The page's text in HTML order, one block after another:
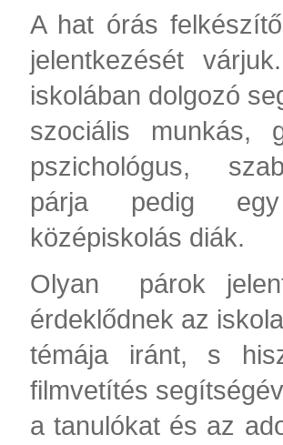
A hat órás
jelentkezését
iskolában dolgozó
szociális munkás,
pszichológus,
párja pedig
középiskolás diák.
Olyan párok
érdeklődnek az
témája iránt, s
filmvetítés
a tanulókat és az